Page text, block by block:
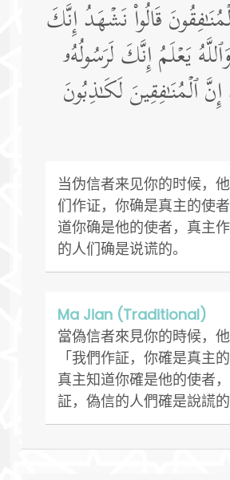
قَالُوا۟ نَشۡهَدُ إِنَّكَ
یَعۡلَمُ إِنَّكَ لَرَسُولُهُۥ
ٱلۡمُنَـٰفِقِینَ لَكَـٰذِبُونَ
当伪信者来见你的时候，
们作证，你确是真主的使
道你确是他的使者，真主
的人们确是说谎的。
Ma Jian (Traditional)
當偽信者來見你的時候，他
「我們作証，你確是真主
真主知道你確是他的使者
証，偽信的人們確是說謊的